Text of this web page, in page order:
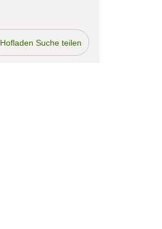
Hofladen Suche teilen